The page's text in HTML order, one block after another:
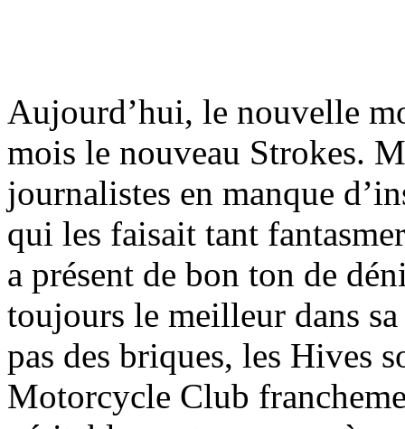
Aujourd’hui, le nouvelle
mois le nouveau Strokes.
journalistes en manque
qui les faisait tant
a présent de bon ton de
toujours le meilleur dans
pas des briques, les Hives
Motorcycle Club